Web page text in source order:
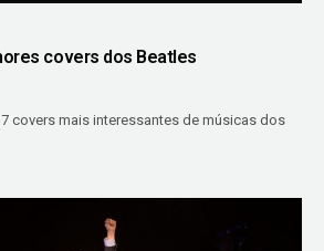
covers dos Beatles
covers mais interessantes de músicas dos